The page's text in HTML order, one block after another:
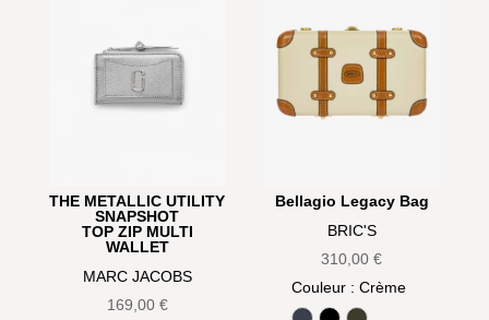
THE METALLIC UTILITY
SNAPSHOT
TOP ZIP MULTI
WALLET
MARC JACOBS
169,00 €
Bellagio Legacy Bag
BRIC'S
310,00€
Couleur : Crème